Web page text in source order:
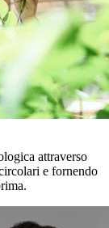
attraverso
e fornendo